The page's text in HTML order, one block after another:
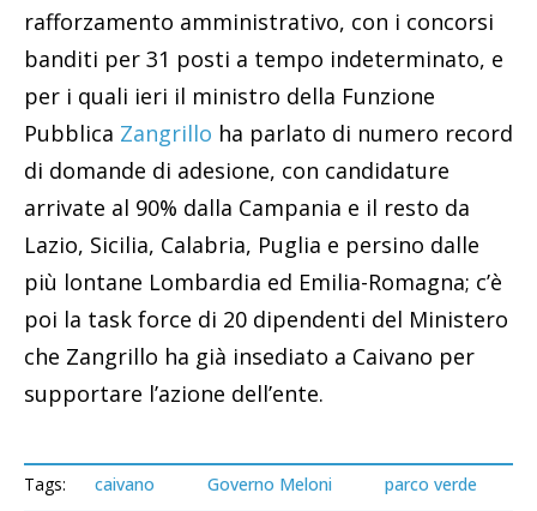
rafforzamento amministrativo, con i concorsi
banditi per 31 posti a tempo indeterminato, e
per i quali ieri il ministro della Funzione
Pubblica Zangrillo ha parlato di numero record
di domande di adesione, con candidature
arrivate al 90% dalla Campania e il resto da
Lazio, Sicilia, Calabria, Puglia e persino dalle
più lontane Lombardia ed Emilia-Romagna; c’è
poi la task force di 20 dipendenti del Ministero
che Zangrillo ha già insediato a Caivano per
supportare l’azione dell’ente.
Tags: caivano Governo Meloni parco verde